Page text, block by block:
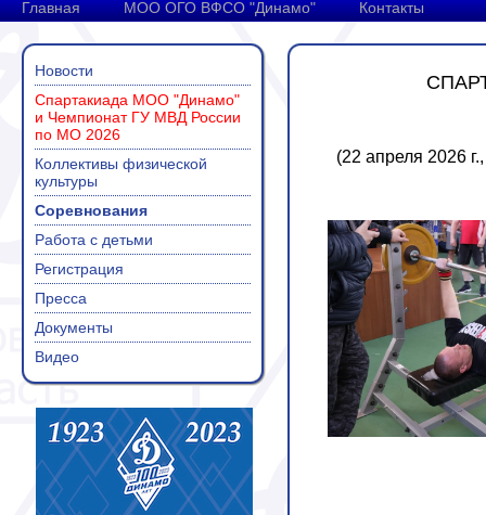
Главная МОО ОГО ВФСО "Динамо" Контакты
Новости
Спартакиада МОО "Динамо"
и Чемпионат ГУ МВД России
по МО 2026
Коллективы физической
культуры
Соревнования
Работа с детьми
Регистрация
Пресса
Документы
Видео
(22 апреля 2026